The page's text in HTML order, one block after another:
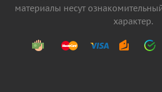
материалы несут
характер.